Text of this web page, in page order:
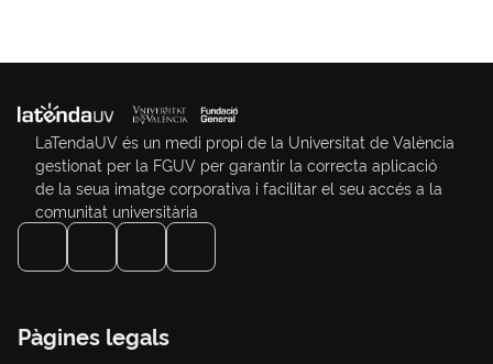
LaTendaUV és un medi propi de la Universitat de València
gestionat per la FGUV per garantir la correcta aplicació
de la seua imatge corporativa i facilitar el seu accés a la
comunitat universitària
Pàgines legals